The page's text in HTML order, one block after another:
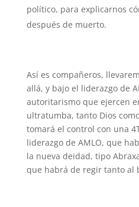
político, para explicarnos
después de muerto.
Así es compañeros,
allá, y bajo el liderazgo de
autoritarismo que ejercen
ultratumba, tanto Dios
tomará el control con una
liderazgo de AMLO, que
la nueva deidad, tipo
que habrá de regir tanto al